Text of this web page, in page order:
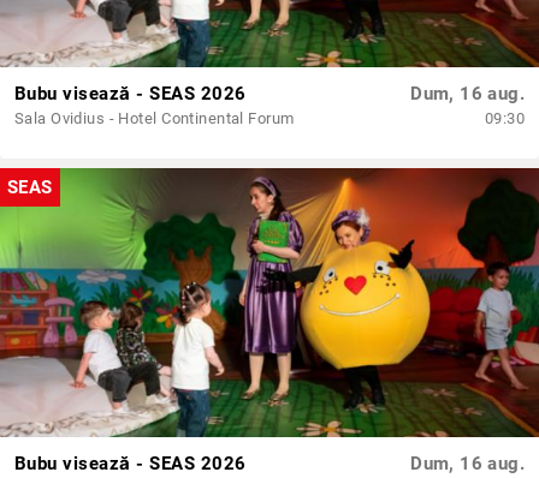
Bubu visează - SEAS 2026
Sala Ovidius - Hotel Continental Forum
Dum, 16 aug.
09:30
SEAS
Bubu visează - SEAS 2026 Dum, 16 aug.